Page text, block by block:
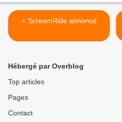
< ScreamRide annoncé
Hébergé par Overblog
Top articles
Pages
Contact